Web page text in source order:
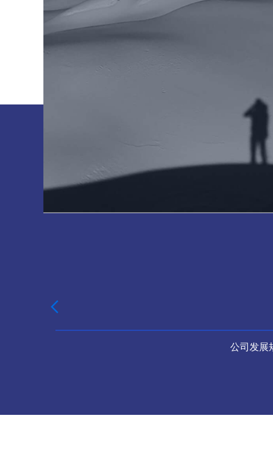
公司发展
